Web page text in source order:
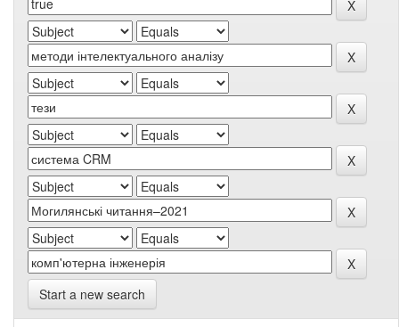
Start a new search